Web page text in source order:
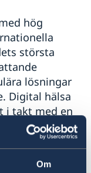
Om
hög
största
lösningar
Digital hälsa
i takt med en
intelligens